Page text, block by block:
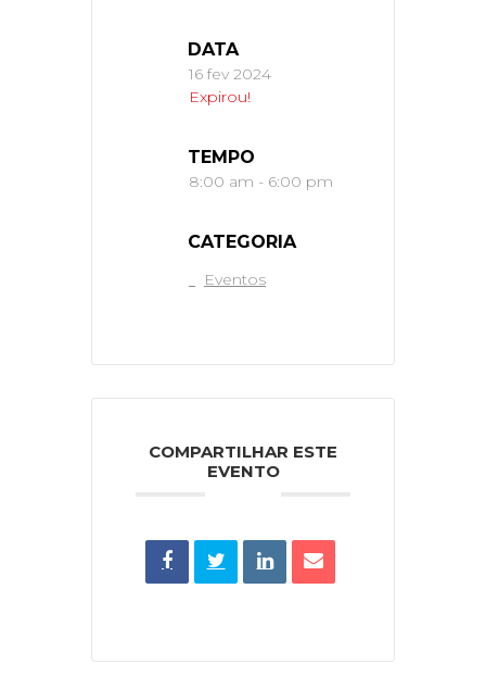
DATA
16 fev 2024
Expirou!
TEMPO
8:00 am - 6:00 pm
CATEGORIA
Eventos
COMPARTILHAR ESTE
EVENTO